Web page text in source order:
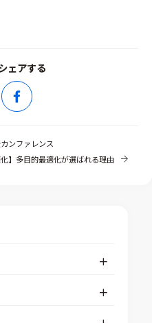
ェアする
ンファレンス
化】多目的最適化が選ばれる理由
ットフォーム